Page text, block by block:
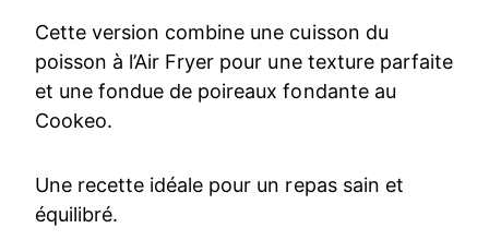
Cette version combine une cuisson du
poisson à l’Air Fryer pour une texture parfaite
et une fondue de poireaux fondante au
Cookeo.
Une recette idéale pour un repas sain et
équilibré.